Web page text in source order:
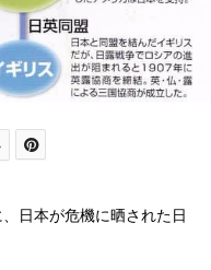
日本が危機に晒された日